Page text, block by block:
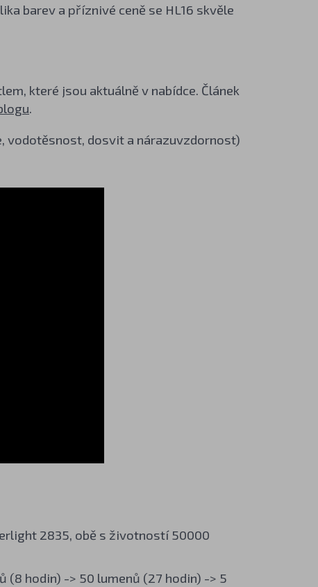
barev a příznivé ceně se HL16 skvěle
které jsou aktuálně v nabídce. Článek
.
vodotěsnost, dosvit a nárazuvzdornost)
2835, obě s životností 50000
(8 hodin) -> 50 lumenů (27 hodin) -> 5